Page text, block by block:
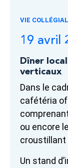
VIE
19 avril
Dîner
verticaux
Dans le
cafétéria
ou encore
croustillant
Un stand